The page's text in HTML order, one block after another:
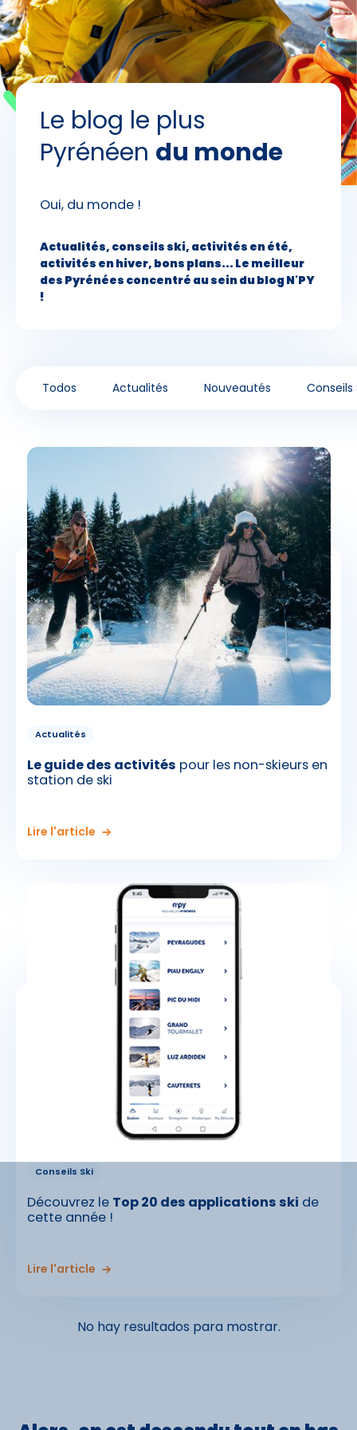
Skieurs
Adultes - +
Enfants
- de 17 ans -
Le blog le plus
Pyrénéen du monde
Oui, du monde !
Actualités, conseils ski, activités en été,
activités en hiver, bons plans... Le meilleur
des Pyrénées concentré au sein du blog N'PY
!
Todos Actualités Nouveautés Conseils
Actualités
Le guide des activités pour les non-skieurs en
station de ski
Lire l'article
Conseils Ski
Découvrez le Top 20 des applications ski de
cette année !
Lire l'article
No hay resultados para mostrar.